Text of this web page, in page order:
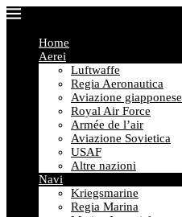
Home
Aerei
Luftwaffe
Regia Aeronautica
Aviazione giapponese
Royal Air Force
Armée de l’air
Aviazione Sovietica
USAF
Altre nazioni
Navi
Kriegsmarine
Regia Marina